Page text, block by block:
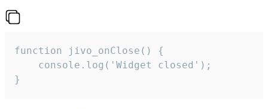
function jivo_onClose() {
    console.log('Widget closed');
}